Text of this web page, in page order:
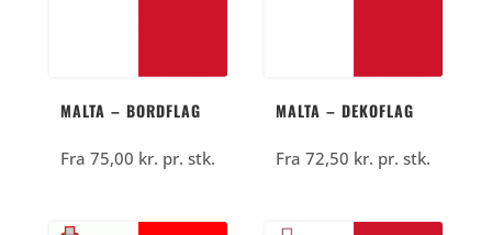
MALTA – BORDFLAG
Fra 75,00 kr. pr. stk.
MALTA – DEKOFLAG
Fra72,50 kr. pr. stk.